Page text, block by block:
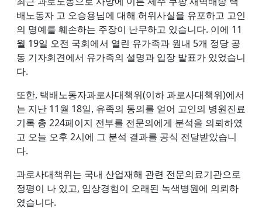
배노동자 고 오승용님에 대해 허위사실을 유포하고 고인
의 명예를 훼손하는 주장이 난무하고 있습니다. 이에 11
월 19일 오전 국회에서 열린 유가족과 원내 5개 정당 공
동 기자회견에서 유가족의 설명과 입장 발표가 있었습니
다.
또한, 택배노동자과로사대책위(이하 과로사대책위)에서
는 지난 11월 18일, 유족의 동의를 얻어 고인의 병원진료
기록 총 224페이지 전부를 전문의에게 분석을 의뢰하였
고 오늘 오후 2시에 그 분석 결과를 공식 전달받았습니
다.
과로사대책위는 국내 산업재해 관련 전문의료기관으로
정평이 나 있고, 임상경험이 오래된 녹색병원에 의뢰하
였습니다.